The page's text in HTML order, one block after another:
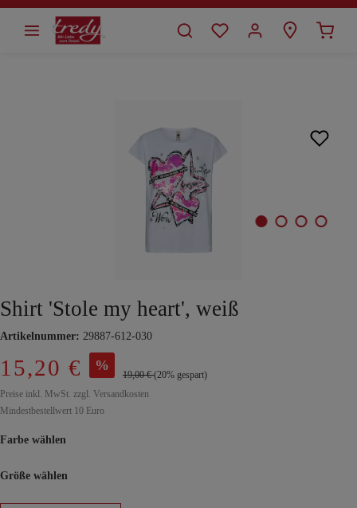
springen
Shirt 'Stole my heart', weiß
Artikelnummer: 29887-612-030
15,20 € %
19,00 €(20% gespart)
Preise inkl. MwSt. zzgl. Versandkosten
Mindestbestellwert 10 Euro
Farbe wählen
Größe wählen